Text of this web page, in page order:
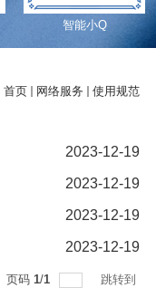
智能小Q
首页 网络服务 使用规范
2023-12-19
2023-12-19
2023-12-19
2023-12-19
页码 1/1 跳转到